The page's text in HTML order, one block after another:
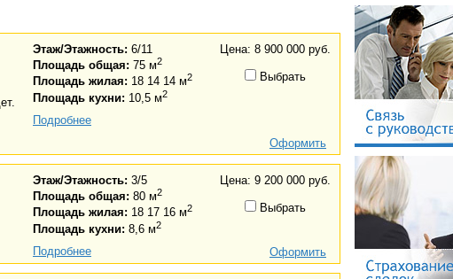
Этаж/Этажность: 6/11
Площадь общая: 75 м2
Площадь жилая: 18 14 14 м2
Площадь кухни: 10,5 м2
Подробнее
Цена: 8 900 000 руб.
Выбрать
Оформить
Этаж/Этажность: 3/5
Площадь общая: 80 м2
Площадь жилая: 18 17 16 м2
Площадь кухни: 8,6 м2
Подробнее
Цена: 9 200 000 руб.
Выбрать
Оформить